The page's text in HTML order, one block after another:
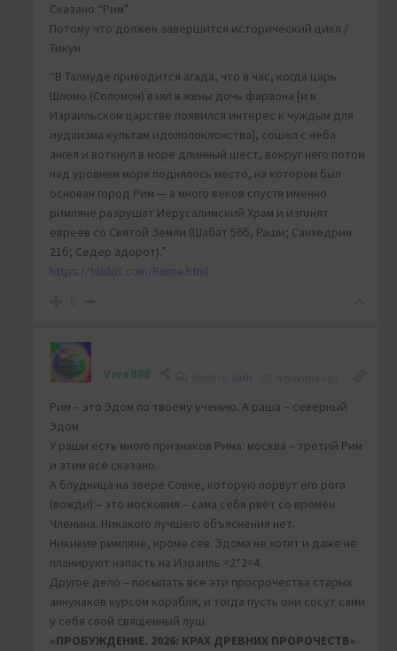
Сказано “Рим”
Потому что должен завершится исторический цикл /
Тикун
“В Талмуде приводится агада, что в час, когда царь
Шломо (Соломон) взял в жены дочь фараона [и в
Израильском царстве появился интерес к чуждым для
иудаизма культам идолопоклонства], сошел с неба
ангел и воткнул в море длинный шест, вокруг него потом
над уровнем моря поднялось место, на котором был
основан город Рим — а много веков спустя именно
римляне разрушат Иерусалимский Храм и изгонят
евреев со Святой Земли (Шабат 56б, Раши; Санхедрин
21б; Седер адорот).”
https://toldot.com/Rome.html
Viva888 Jash
Рим – это Эдом по твоему учению. А раша – северный
Эдом.
У раши есть много признаков Рима: москва – третий Рим
и этим всё сказано.
А блудница на звере Совке, которую порвут его рога
(вожди) – это московия – сама себя рвёт со времён
Членина. Никакого лучшего объяснения нет.
Никикие римляне, кроме сев. Эдома не хотят и даже не
планируют напасть на Израиль =2*2=4.
Другое дело – посылать все эти просрочества старых
аннунаков курсом корабля, и тогда пусть они сосут сами
у себя свой священный луш.
«ПРОБУЖДЕНИЕ. 2026: КРАХ ДРЕВНИХ ПРОРОЧЕСТВ»